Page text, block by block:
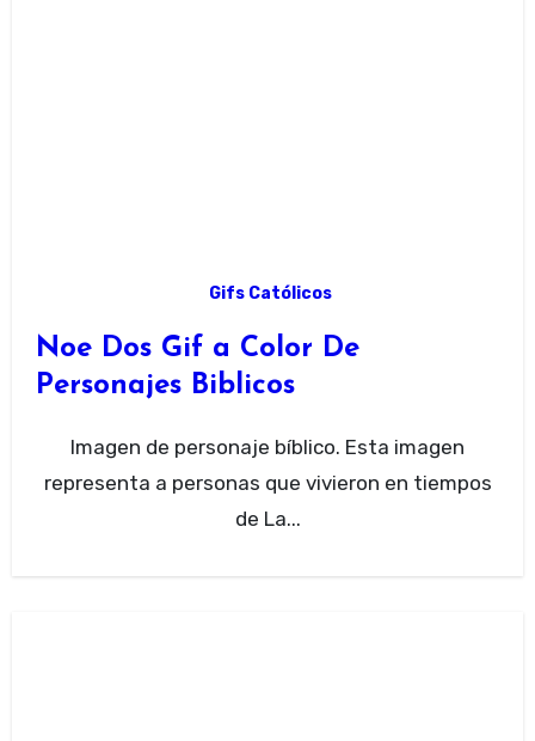
Gifs Católicos
Noe Dos Gif a Color De
Personajes Biblicos
Imagen de personaje bíblico. Esta imagen
representa a personas que vivieron en tiempos
de La...